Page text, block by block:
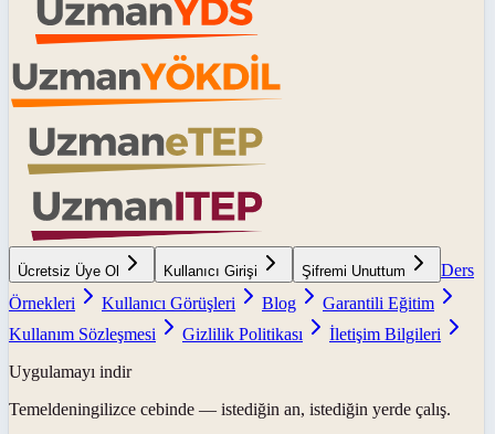
Ücretsiz Üye Ol Kullanıcı Girişi Şifremi Unuttum
Ders
Örnekleri
Kullanıcı Görüşleri Blog
Garantili Eğitim
Kullanım Sözleşmesi
Gizlilik Politikası
İletişim Bilgileri
Uygulamayı indir
Temeldeningilizce cebinde — istediğin an, istediğin yerde çalış.